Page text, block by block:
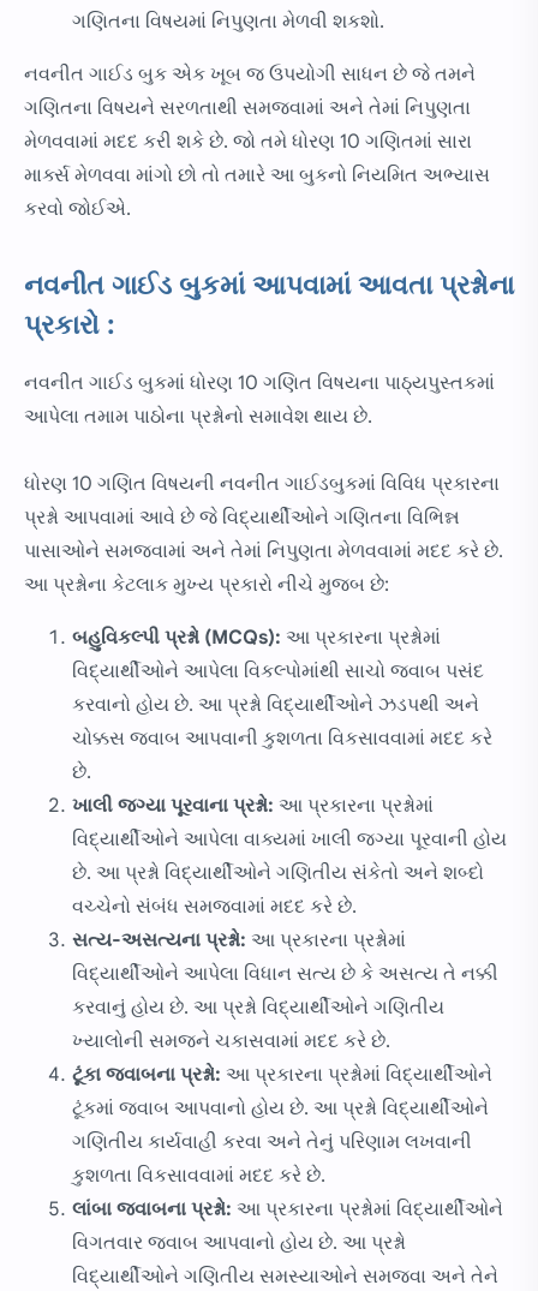
ગણિતના વિષયમાં નિપુણતા મેળવી શકશો.
નવનીત ગાઈડ બુક એક ખૂબ જ ઉપયોગી સાધન છે જે તમને
ગણિતના વિષયને સરળતાથી સમજવામાં અને તેમાં નિપુણતા
મેળવવામાં મદદ કરી શકે છે. જો તમે ધોરણ 10 ગણિતમાં સારા
માર્ક્સ મેળવવા માંગો છો તો તમારે આ બુકનો નિયમિત અભ્યાસ
કરવો જોઈએ.
નવનીત ગાઈડ બુકમાં આપવામાં આવતા પ્રશ્નોના
પ્રકારો :
નવનીત ગાઈડ બુકમાં ધોરણ 10 ગણિત વિષયના પાઠ્યપુસ્તકમાં
આપેલા તમામ પાઠોના પ્રશ્નોનો સમાવેશ થાય છે.
ધોરણ 10 ગણિત વિષયની નવનીત ગાઈડબુકમાં વિવિધ પ્રકારના
પ્રશ્નો આપવામાં આવે છે જે વિદ્યાર્થીઓને ગણિતના વિભિન્ન
પાસાઓને સમજવામાં અને તેમાં નિપુણતા મેળવવામાં મદદ કરે છે.
આ પ્રશ્નોના કેટલાક મુખ્ય પ્રકારો નીચે મુજબ છે:
બહુવિકલ્પી પ્રશ્નો (MCQs): આ પ્રકારના પ્રશ્નોમાં
વિદ્યાર્થીઓને આપેલા વિકલ્પોમાંથી સાચો જવાબ પસંદ
કરવાનો હોય છે. આ પ્રશ્નો વિદ્યાર્થીઓને ઝડપથી અને
ચોક્કસ જવાબ આપવાની કુશળતા વિકસાવવામાં મદદ કરે
છે.
ખાલી જગ્યા પૂરવાના પ્રશ્નો: આ પ્રકારના પ્રશ્નોમાં
વિદ્યાર્થીઓને આપેલા વાક્યમાં ખાલી જગ્યા પૂરવાની હોય
છે. આ પ્રશ્નો વિદ્યાર્થીઓને ગણિતીય સંકેતો અને શબ્દો
વચ્ચેનો સંબંધ સમજવામાં મદદ કરે છે.
સત્ય-અસત્યના પ્રશ્નો: આ પ્રકારના પ્રશ્નોમાં
વિદ્યાર્થીઓને આપેલા વિધાન સત્ય છે કે અસત્ય તે નક્કી
કરવાનું હોય છે. આ પ્રશ્નો વિદ્યાર્થીઓને ગણિતીય
ખ્યાલોની સમજને ચકાસવામાં મદદ કરે છે.
ટૂંકા જવાબના પ્રશ્નો: આ પ્રકારના પ્રશ્નોમાં વિદ્યાર્થીઓને
ટૂંકમાં જવાબ આપવાનો હોય છે. આ પ્રશ્નો વિદ્યાર્થીઓને
ગણિતીય કાર્યવાહી કરવા અને તેનું પરિણામ લખવાની
કુશળતા વિકસાવવામાં મદદ કરે છે.
લાંબા જવાબના પ્રશ્નો: આ પ્રકારના પ્રશ્નોમાં વિદ્યાર્થીઓને
વિગતવાર જવાબ આપવાનો હોય છે. આ પ્રશ્નો
વિદ્યાર્થીઓને ગણિતીય સમસ્યાઓને સમજવા અને તેને